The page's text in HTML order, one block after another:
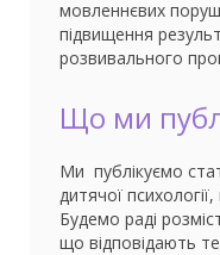
мовленнєвих
підвищення
розвивального
Що ми
Ми публікуємо
дитячої
Будемо раді
що відповідають